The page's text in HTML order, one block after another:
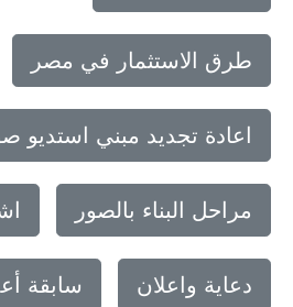
طرق الاستثمار في مصر
اعادة تجديد مبني استديو
مراحل البناء بالصور
دعاية واعلان سابقة